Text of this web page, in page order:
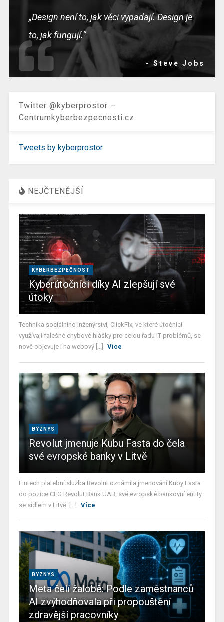
„Design není to, jak věci vypadají. Design je
to, jak fungují.“
- Steve Jobs
Twitter @kyberprostor –
Centrumkyberbezpecnosti.cz
Tweets by kyberprostor
NEJČTENĚJŠÍ
KYBERBEZPEČNOST
Kyberútočníci díky AI zlepšují své
útoky
Technika sociálního inženýrství, ClickFix, ve které útočníci
využívají falešné chybové hlášky pro celou řadu IT problémů, se
nově objevuje i na webový [...]
Více
BYZNYS
Revolut jmenuje Kubu Fasta do čela
své evropské banky v Litvě
Fintech platební služba Revolut oznámila jmenování Kuby Fasta
do pozice CEO Revolut Bank UAB, své evropské bankovní entity
se sídlem v Litvě. [...]
Více
BYZNYS
Meta čelí žalobě: Podle zaměstnanců
AI zvýhodňovala při propouštění
zdravější pracovníky